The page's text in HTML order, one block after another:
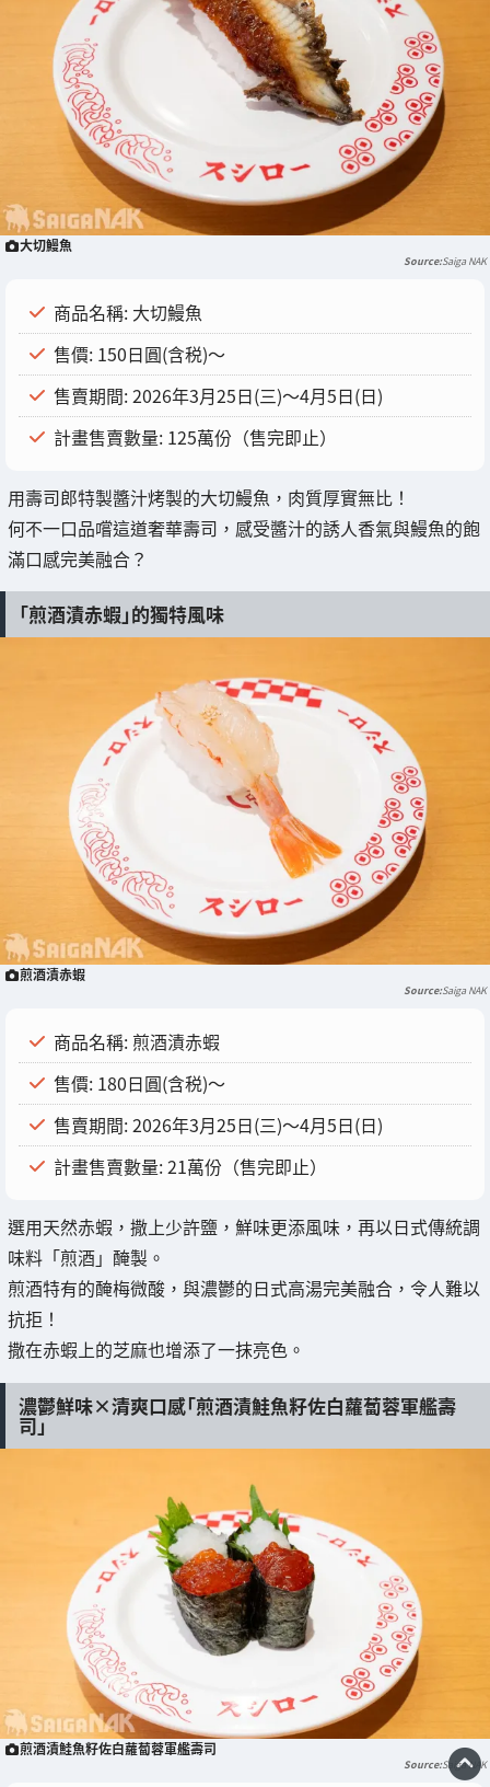
大切鰻魚
Saiga NAK
商品名稱: 大切鰻魚
售價: 150日圓(含税)～
售賣期間: 2026年3月25日(三)～4月5日(日)
計畫售賣數量: 125萬份（售完即止）
用壽司郎特製醬汁烤製的大切鰻魚，肉質厚實無比！
何不一口品嚐這道奢華壽司，感受醬汁的誘人香氣與鰻魚的飽
滿口感完美融合？
「煎酒漬赤蝦」的獨特風味
煎酒漬赤蝦
Saiga NAK
商品名稱: 煎酒漬赤蝦
售價: 180日圓(含税)～
售賣期間: 2026年3月25日(三)～4月5日(日)
計畫售賣數量: 21萬份（售完即止）
選用天然赤蝦，撒上少許鹽，鮮味更添風味，再以日式傳統調
味料「煎酒」醃製。
煎酒特有的醃梅微酸，與濃鬱的日式高湯完美融合，令人難以
抗拒！
撒在赤蝦上的芝麻也增添了一抹亮色。
濃鬱鮮味×清爽口感「煎酒漬鮭魚籽佐白蘿蔔蓉軍艦壽
司」
煎酒漬鮭魚籽佐白蘿蔔蓉軍艦壽司
Saiga NAK